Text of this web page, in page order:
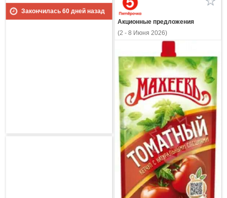
Закончилась 60дней назад
Акционные предложения
(2 - 8 Июня 2026)